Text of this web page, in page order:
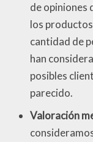
de opiniones
los
cantidad de
han
posibles
parecido.
Valoración